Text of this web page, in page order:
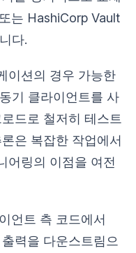
는 HashiCorp Vault
다.
이션의 경우 가능한
기 클라이언트를 사
드로 철저히 테스트
은 복잡한 작업에서
어링의 이점을 여전
언트 측 코드에서
력을 다운스트림으